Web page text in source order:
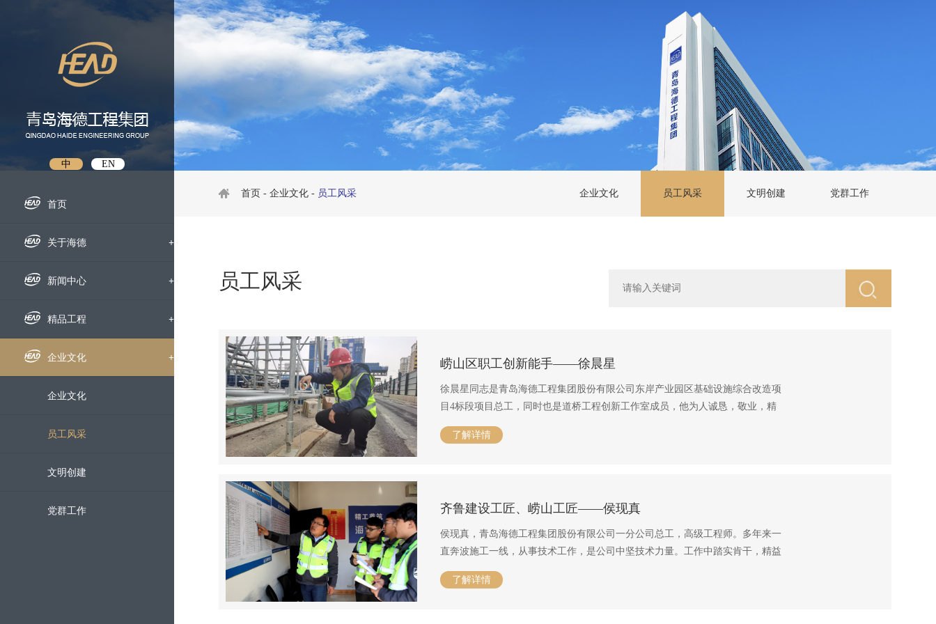
中 EN
首页
关于海德 +
企业概况
组织机构
下属公司
发展历程
荣誉资质
企业宣传片
新闻中心 +
企业新闻
通知公告
招标信息
媒体聚焦
精品工程 +
国内工程
海外工程
企业文化 +
企业文化
员工风采
文明创建
党群工作
首页 - 企业文化 - 员工风采 企业文化 员工风采 文明创建 党群工作
员工风采
崂山区职工创新能手——徐晨星
徐晨星同志是青岛海德工程集团股份有限公司东岸产业园区基础设施综合改造项
目4标段项目总工，同时也是道桥工程创新工作室成员，他为人诚恳，敬业，精
获得省级QC成果9篇，市级工法1篇，国家级专利2项；近三年QC成果推广创造效
了解详情
齐鲁建设工匠、崂山工匠——侯现真
侯现真，青岛海德工程集团股份有限公司一分公司总工，高级工程师。多年来一
直奔波施工一线，从事技术工作，是公司中坚技术力量。工作中踏实肯干，精益
轻的一级建造师和高级工程师；主持参与了《崂山区市政基础设施工程资料汇
了解详情